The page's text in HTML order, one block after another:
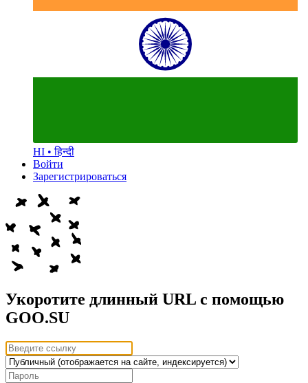
HI • हिन्दी
Войти
Зарегистрироваться
Укоротите длинный URL с помощью
GOO.SU